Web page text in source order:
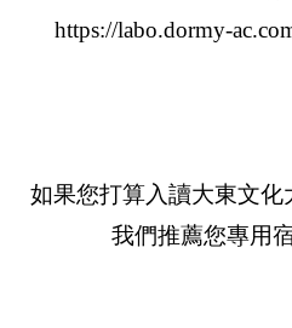
https://labo.dormy-
如果您打算入讀大東文化
我們推薦您專用